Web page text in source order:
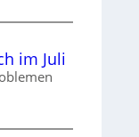
im Juli